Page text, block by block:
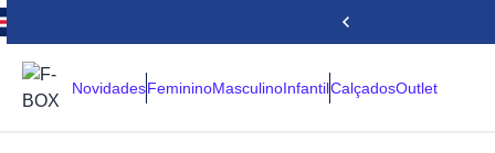
NovidadesFemininoMasculinoInfantilCalçadosOutlet